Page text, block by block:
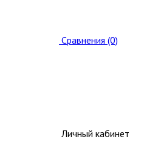
Сравнения (0)
Личный кабинет